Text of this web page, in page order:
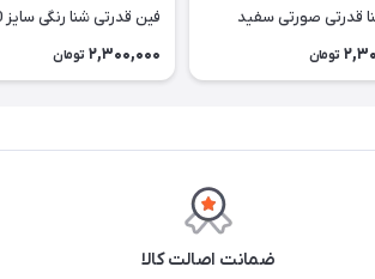
قدرتی صورتی سفید
تومان
فین قدرتی شنا رنگی سایز 30_32
2,300,000 تومان
ضمانت اصالت کالا